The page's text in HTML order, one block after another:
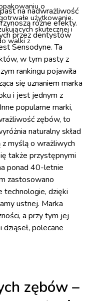
o
użytkowanie.
skutecznej i
walki z
na nadwrażliwość
różne efekty.
przez dentystów
Sensodyne. Ta
w tym pasty z
rankingu pojawiła
się uznaniem marka
i jest jednym z
popularne marki,
zębów, to
naturalny skład
z myślą o wrażliwych
także przystępnymi
ponad 40-letnie
zastosowano
technologie, dzięki
ustnej. Marka
a przy tym jej
polecane
zębów –